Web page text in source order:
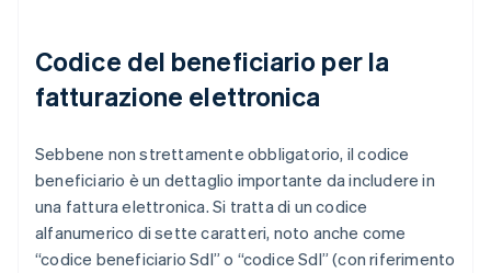
Codice del beneficiario per la
fatturazione elettronica
Sebbene non strettamente obbligatorio, il codice
beneficiario è un dettaglio importante da includere in
una fattura elettronica. Si tratta di un codice
alfanumerico di sette caratteri, noto anche come
“codice beneficiario SdI” o “codice SdI” (con riferimento